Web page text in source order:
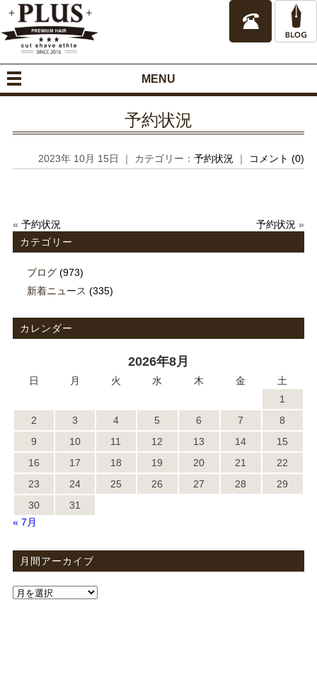
MENU
予約状況
2023年 10月 15日 ｜ カテゴリー：予約状況 ｜ コメント (0)
« 予約状況 予約状況 »
カテゴリー
ブログ(973)
新着ニュース (335)
カレンダー
2026年8月
日 月 火 水 木 金
土
1
2
3 4 5 6 7
8
9
10 11 12 13 14
15
16
17 18 19 20 21
22
23
24 25 26 27 28
29
30
31
« 7月
月間アーカイブ